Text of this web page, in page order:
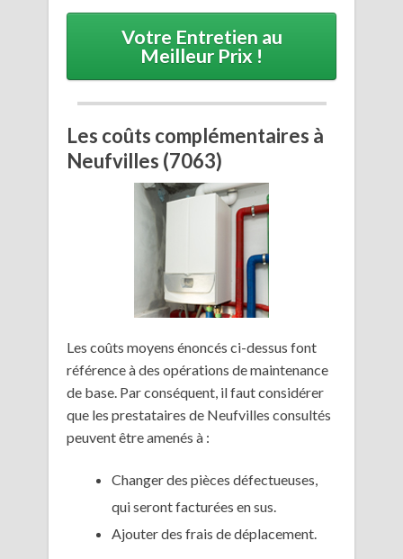
Votre Entretien au
Meilleur Prix !
Les coûts complémentaires à
Neufvilles (7063)
Les coûts moyens énoncés ci-dessus font
référence à des opérations de maintenance
de base. Par conséquent, il faut considérer
que les prestataires de Neufvilles consultés
peuvent être amenés à :
Changer des pièces défectueuses,
qui seront facturées en sus.
Ajouter des frais de déplacement.